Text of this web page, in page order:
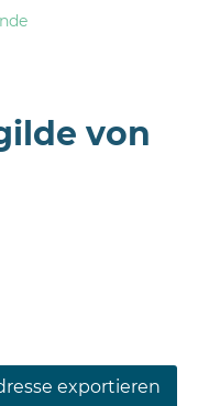
von
exportieren